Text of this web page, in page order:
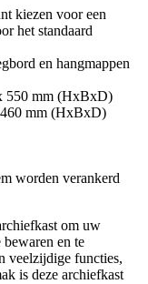
kiezen voor een
het standaard
en hangmappen
550 mm (HxBxD)
mm (HxBxD)
worden verankerd
om uw
en te
veelzijdige functies,
is deze archiefkast